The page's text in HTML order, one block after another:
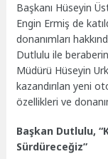
Başkanı Hüseyin
Engin Ermiş de
donanımları
Dutlulu ile
Müdürü Hüseyin
kazandırılan yeni
özellikleri ve
Başkan Dutlulu,
Sürdüreceğiz”